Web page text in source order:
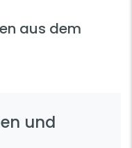
aus dem
und